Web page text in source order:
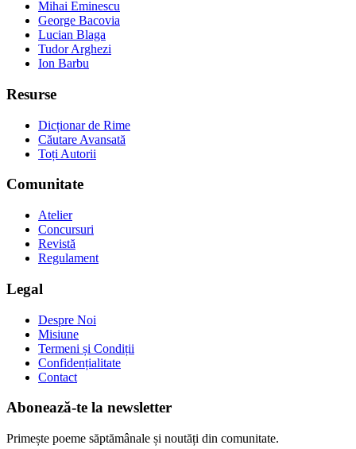
Mihai Eminescu
George Bacovia
Lucian Blaga
Tudor Arghezi
Ion Barbu
Resurse
Dicționar de Rime
Căutare Avansată
Toți Autorii
Comunitate
Atelier
Concursuri
Revistă
Regulament
Legal
Despre Noi
Misiune
Termeni și Condiții
Confidențialitate
Contact
Abonează-te la newsletter
Primește poeme săptămânale și noutăți din comunitate.